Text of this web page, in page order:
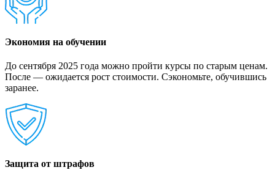
Экономия на обучении
До сентября 2025 года можно пройти курсы по старым ценам.
После — ожидается рост стоимости. Сэкономьте, обучившись
заранее.
Защита от штрафов